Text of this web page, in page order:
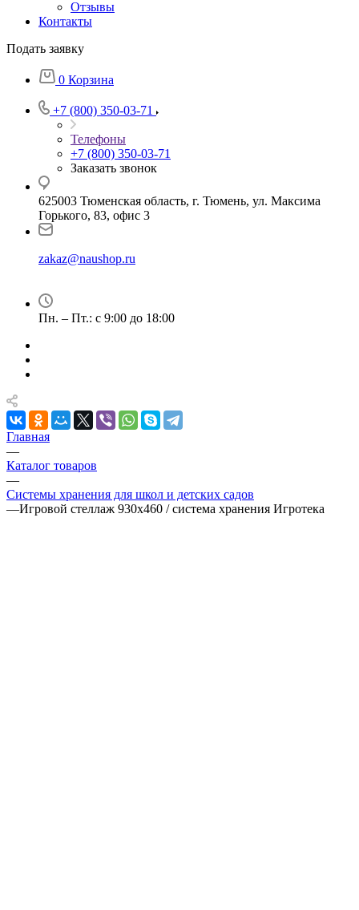
Отзывы
Контакты
Подать заявку
0 Корзина
+7 (800) 350-03-71
Телефоны
+7 (800) 350-03-71
Заказать звонок
625003 Тюменская область, г. Тюмень, ул. Максима
Горького, 83, офис 3
zakaz@naushop.ru
Пн. – Пт.: с 9:00 до 18:00
Главная
—
Каталог товаров
—
Системы хранения для школ и детских садов
—Игровой стеллаж 930х460 / система хранения Игротека